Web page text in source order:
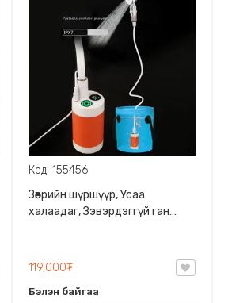
Код: 155456
Зөөврийн шүршүүр, Усаа
халаадаг, Зэвэрдэггүй ган
дэлгэцтэй, 5000mah battery,
тохируулгатай
119,000₮
Бэлэн байгаа